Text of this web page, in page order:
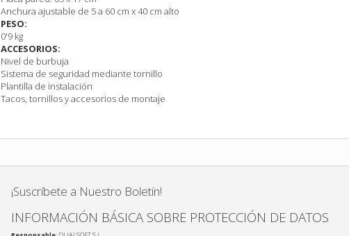
Anchura ajustable de 5 a 60 cm x 40 cm alto
PESO:
0'9 kg
ACCESORIOS:
Nivel de burbuja
Sistema de seguridad mediante tornillo
Plantilla de instalación
Tacos, tornillos y accesorios de montaje
¡Suscríbete a Nuestro Boletín!
INFORMACIÓN BÁSICA SOBRE PROTECCIÓN DE DATOS